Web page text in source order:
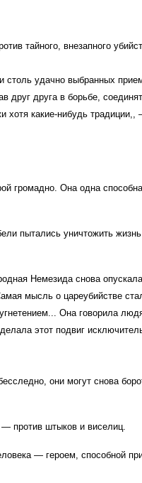
тайного, внезапного
удачно выбранных
друг друга в борьбе,
хотя какие-нибудь
громадно. Она одна
пытались уничтожить
Немезида снова
мысль о цареубийстве
Она говорила
этот подвиг
они могут снова
против штыков и виселиц.
— героем, способной